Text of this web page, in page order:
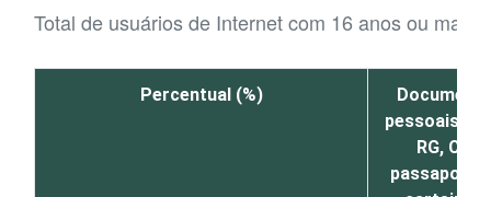
Total de usuários de Internet com 16 anos ou mais
Percentual (%)
pessoais,
RG, CPF,
passaporte